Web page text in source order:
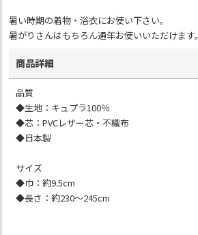
暑い時期の着物・浴衣にお使い下さい。
暑がりさんはもちろん通年お使いいただけます。
商品詳細
品質
◆生地：キュプラ100％
◆芯：PVCレザー芯・不織布
◆日本製
サイズ
◆巾：約9.5cm
◆長さ：約230～245cm